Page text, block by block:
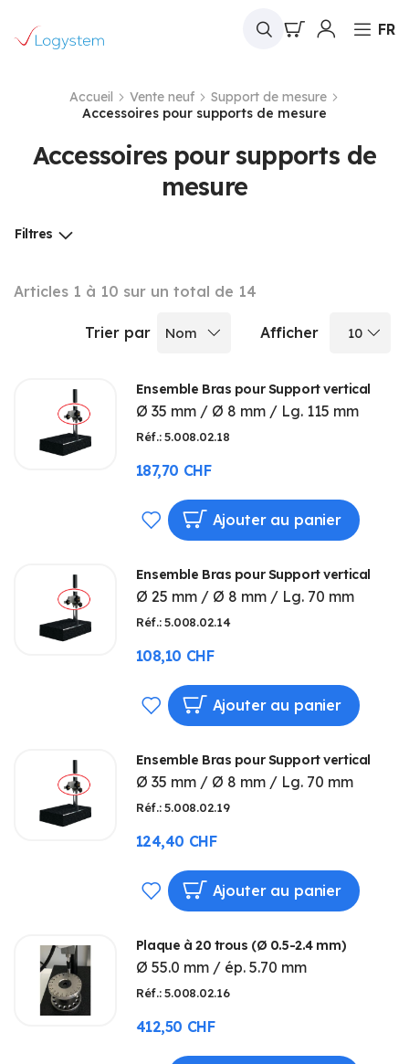
Mon panierFR
Accueil Vente neuf
Support de mesure
Accessoires pour supports de mesure
Accessoires pour supports de
mesure
Articles 1 à 10 sur un total de 14
Trier par Afficher
Ensemble Bras pour Support vertical
Ø 35 mm / Ø 8 mm / Lg. 115 mm
Réf.: 5.008.02.18
187,70 CHF
AJOUTER
MA
LISTE
D’ENVIE
Ajouter au panier
Ensemble Bras pour Support vertical
Ø 25 mm / Ø 8 mm / Lg. 70 mm
Réf.: 5.008.02.14
108,10 CHF
AJOUTER
MA
LISTE
D’ENVIE
Ajouter au panier
Ensemble Bras pour Support vertical
Ø 35 mm / Ø 8 mm / Lg. 70 mm
Réf.: 5.008.02.19
124,40 CHF
AJOUTER
MA
LISTE
D’ENVIE
Ajouter au panier
Plaque à 20 trous (Ø 0.5-2.4 mm)
Ø 55.0 mm / ép. 5.70 mm
Réf.: 5.008.02.16
412,50 CHF
Filtres